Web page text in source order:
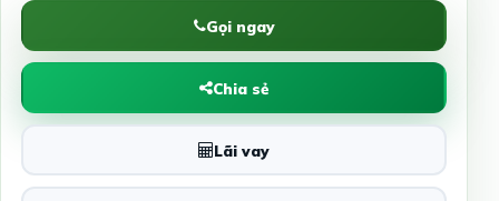
Gọi ngay
Chia sẻ
Lãi vay